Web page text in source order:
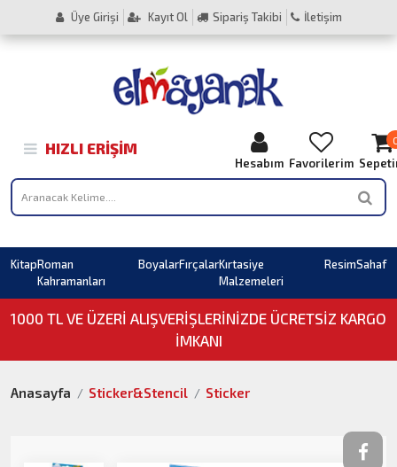
Üye Girişi Kayıt Ol Sipariş Takibi İletişim
HIZLI ERIŞIM
Hesabım Favorilerim
KitapRoman
Kahramanları
BoyalarFırçalarKırtasiye
Malzemeleri
ResimSahaf
1000 TL VE ÜZERI ALIŞVERIŞLERINIZDE ÜCRETSİZ KARGO
İMKANI
Anasayfa Sticker&Stencil Sticker